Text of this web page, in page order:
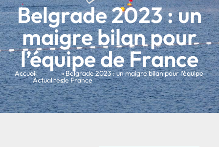
Belgrade 2023 : un
maigre bilan pour
l’équipe de France
Accueil
»
Actualités
» Belgrade 2023 : un maigre bilan pour l’équipe
de France